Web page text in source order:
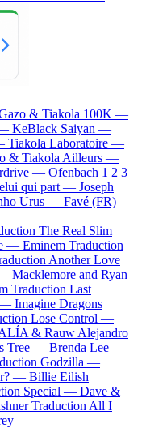
& Tiakola 100K —
KeBlack Saiyan —
Tiakola Laboratoire —
& Tiakola Ailleurs —
— Ofenbach 1 2 3
qui part — Joseph
Urus — Favé (FR)
The Real Slim
— Eminem Traduction
Another Love
Macklemore and Ryan
Traduction Last
— Imagine Dragons
Lose Control —
& Rauw Alejandro
Tree — Brenda Lee
Godzilla —
— Billie Eilish
Special — Dave &
Traduction All I